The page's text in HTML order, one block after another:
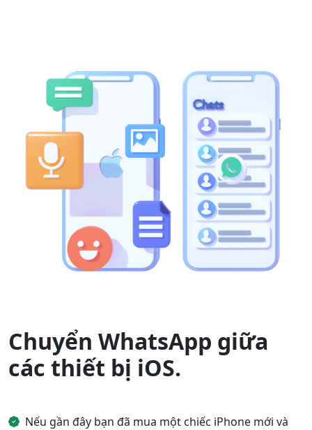
Chuyển WhatsApp giữa
các thiết bị iOS.
Nếu gần đây bạn đã mua một chiếc iPhone mới và